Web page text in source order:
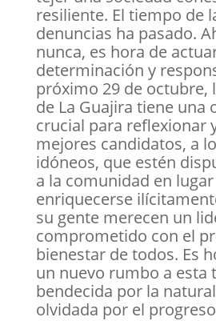
resiliente. El tiempo de
denuncias ha pasado.
nunca, es hora de
determinación y
próximo 29 de octubre,
de La Guajira tiene una
crucial para reflexionar
mejores candidatos, a
idóneos, que estén
a la comunidad en
enriquecerse
su gente merecen un
comprometido con el
bienestar de todos. Es
un nuevo rumbo a esta
bendecida por la
olvidada por el